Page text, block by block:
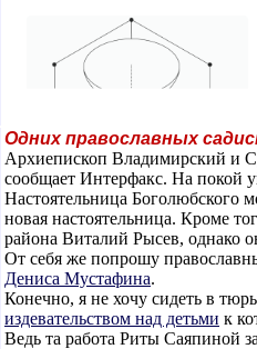
Одних православных
Архиепископ Владимирский и
сообщает Интерфакс. На покой
Настоятельница Боголюбского
новая настоятельница. Кроме
района Виталий Рысев, однако
От себя же попрошу
Дениса Мустафина.
Конечно, я не хочу сидеть в
издевательством над детьми к
Ведь та работа Риты Саяпиной